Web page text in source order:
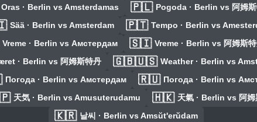
Oras · Berlin vs Amsterdamas 🇵🇱 Pogoda · Berlin vs 阿姆
Sää · Berlin vs Amsterdam 🇵🇹 Tempo · Berlin vs
Vreme · Berlin vs Амстердам 🇸🇮 Vreme · Berlin vs 阿姆斯
· Berlin vs 阿姆斯特丹 🇬🇧🇺🇸 Weather · Berlin vs
Погода · Berlin vs Амстердам 🇷🇺 Погода · Berlin vs
天気 · Berlin vs Amusuterudamu 🇭🇰 天氣 · Berlin vs 阿姆
🇰🇷 날씨 · Berlin vs Amsŭt'erŭdam